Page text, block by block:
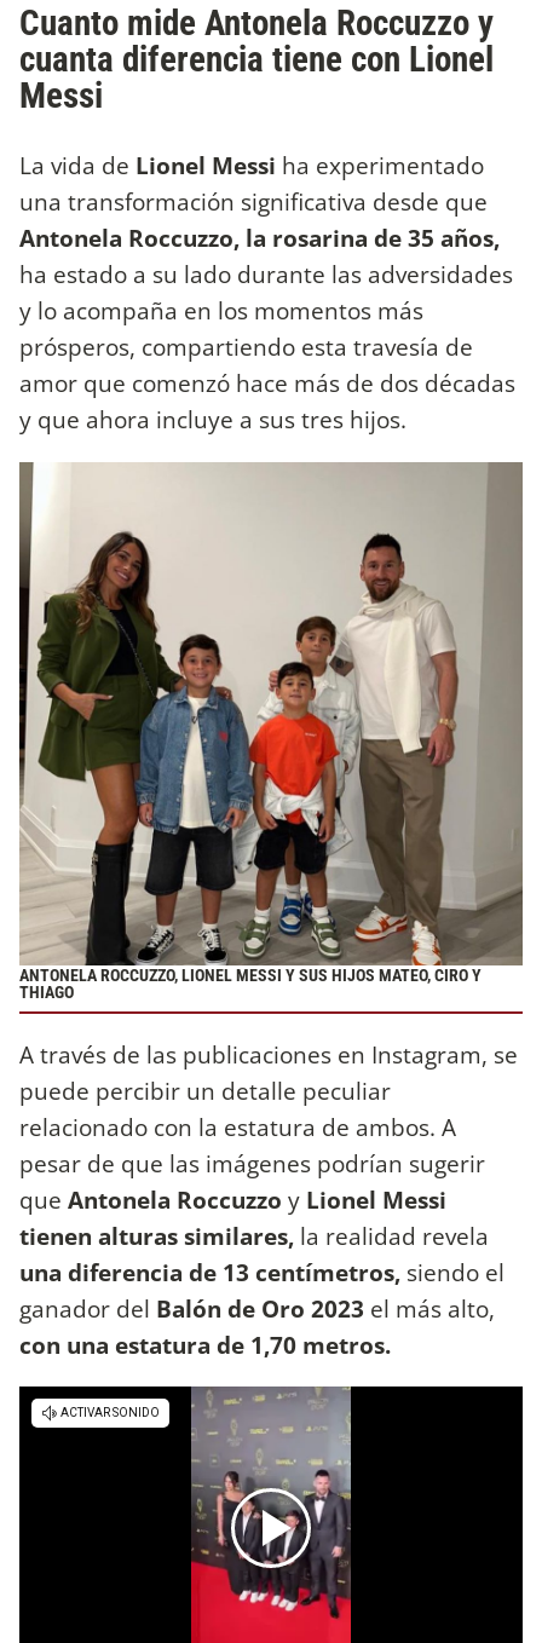
Cuanto mide Antonela Roccuzzo y
cuanta diferencia tiene con Lionel
Messi
La vida de Lionel Messi ha experimentado
una transformación significativa desde que
Antonela Roccuzzo, la rosarina de 35 años,
ha estado a su lado durante las adversidades
y lo acompaña en los momentos más
prósperos, compartiendo esta travesía de
amor que comenzó hace más de dos décadas
y que ahora incluye a sus tres hijos.
ANTONELA ROCCUZZO, LIONEL MESSI Y SUS HIJOS MATEO, CIRO Y
THIAGO
A través de las publicaciones en Instagram, se
puede percibir un detalle peculiar
relacionado con la estatura de ambos. A
pesar de que las imágenes podrían sugerir
que Antonela Roccuzzo y Lionel Messi
tienen alturas similares, la realidad revela
una diferencia de 13 centímetros, siendo el
ganador del Balón de Oro 2023 el más alto,
con una estatura de 1,70 metros.